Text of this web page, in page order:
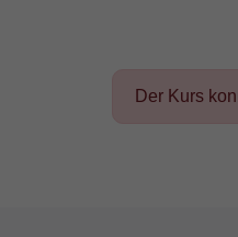
Der Kurs